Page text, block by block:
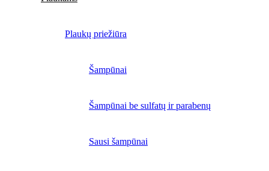
Plaukų priežiūra
Šampūnai
Šampūnai be sulfatų ir parabenų
Sausi šampūnai